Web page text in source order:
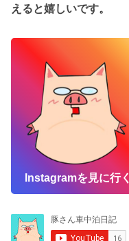
えると嬉しいです。
Instagramを見に行く